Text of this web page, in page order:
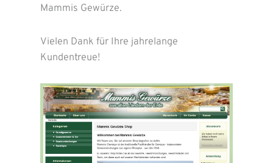
Mammis Gewürze.
Vielen Dank für Ihre jahrelange
Kundentreue!